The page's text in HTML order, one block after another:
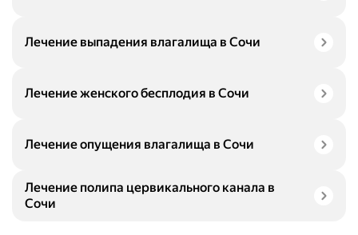
Лечение выпадения влагалища в Сочи
Лечение женского бесплодия в Сочи
Лечение опущения влагалища в Сочи
Лечение полипа цервикального канала в
Сочи